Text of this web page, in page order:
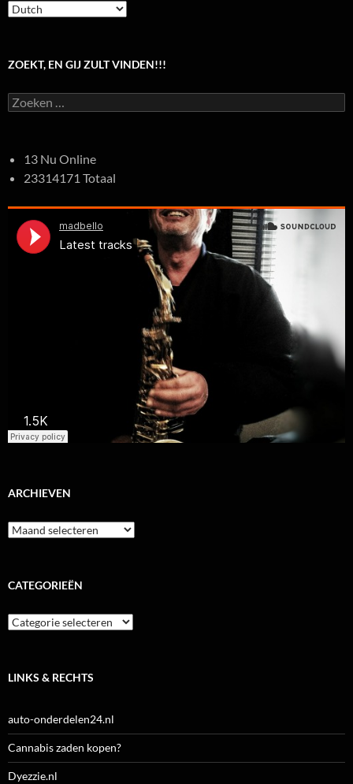
ZOEKT, EN GIJ ZULT VINDEN!!!
Zoeken
naar:
13 Nu Online
23314171 Totaal
ARCHIEVEN
Archieven
CATEGORIEËN
Categorieën
LINKS & RECHTS
auto-onderdelen24.nl
Cannabis zaden kopen?
Dyezzie.nl